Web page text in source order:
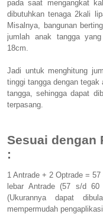
pada saat mengangkat
dibutuhkan tenaga 2kali
Misalnya, bangunan
jumlah anak tangga
18cm.
Jadi untuk menghitung
tinggi tangga dengan
tangga, sehingga dapat
terpasang.
Sesuai dengan
:
1 Antrade + 2 Optrade =
lebar Antrade (57 s/d
(Ukurannya dapat
mempermudah